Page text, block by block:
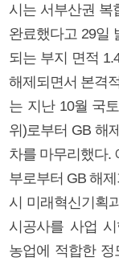
시는 서부산권 복
완료했다고 29일
되는 부지 면적
해제되면서 본격
는 지난 10월 국
위)로부터 GB 해
차를 마무리했다.
부로부터 GB 해
시 미래혁신기획
시공사를 사업
농업에 적합한